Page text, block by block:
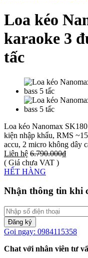
Loa kéo
karaoke 3
tấc
Loa kéo Nanomax
kiện nhập khẩu, RMS
accu, 2 micro không dây
Liên hệ 6.790.000₫
( Giá chưa VAT )
HẾT HÀNG
Nhận thông tin khi
Đăng ký
Gọi ngay: 0984115358
Chat với nhân viên tư